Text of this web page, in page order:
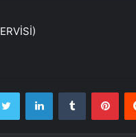
Twitter LinkedInTumblr